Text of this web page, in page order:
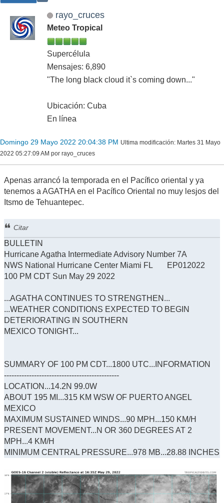
rayo_cruces
Meteo Tropical
Supercélula
Mensajes: 6,890
"The long black cloud it`s coming down..."
Ubicación: Cuba
En línea
Domingo 29 Mayo 2022 20:04:38 PM Ultima modificación: Martes 31 Mayo
2022 05:27:09 AM por rayo_cruces
Apenas arrancó la temporada en el Pacífico oriental y ya
tenemos a AGATHA en el Pacífico Oriental no muy lesjos del
Itsmo de Tehuantepec.
Citar
BULLETIN
Hurricane Agatha Intermediate Advisory Number 7A
NWS National Hurricane Center Miami FL EP012022
100 PM CDT Sun May 29 2022
...AGATHA CONTINUES TO STRENGTHEN...
...WEATHER CONDITIONS EXPECTED TO BEGIN
DETERIORATING IN SOUTHERN
MEXICO TONIGHT...
SUMMARY OF 100 PM CDT...1800 UTC...INFORMATION
----------------------------------------------
LOCATION...14.2N 99.0W
ABOUT 195 MI...315 KM WSW OF PUERTO ANGEL
MEXICO
MAXIMUM SUSTAINED WINDS...90 MPH...150 KM/H
PRESENT MOVEMENT...N OR 360 DEGREES AT 2
MPH...4 KM/H
MINIMUM CENTRAL PRESSURE...978 MB...28.88 INCHES